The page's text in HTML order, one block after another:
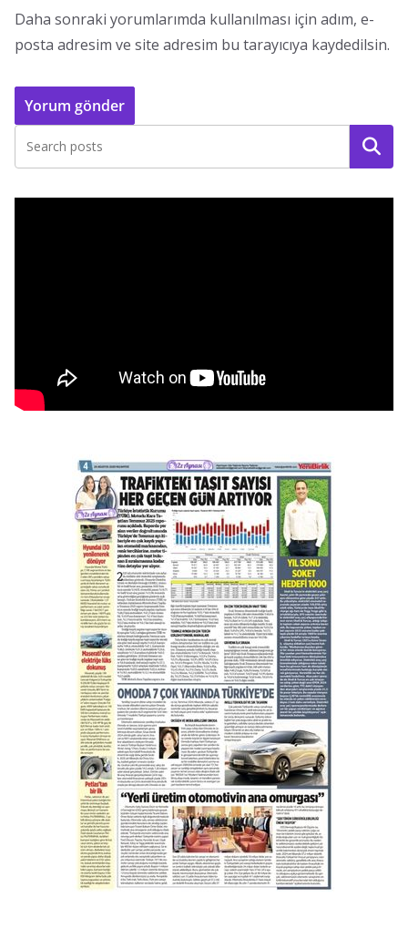
Daha sonraki yorumlarımda kullanılması için adım, e-
posta adresim ve site adresim bu tarayıcıya kaydedilsin.
Ara